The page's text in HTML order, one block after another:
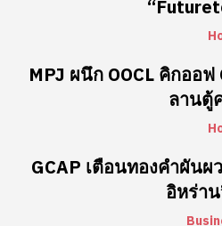
MPJ ผนึก OOCL คิกออ
ลานตู้
GCAP เตือนทองคำผัน
อิหร่า